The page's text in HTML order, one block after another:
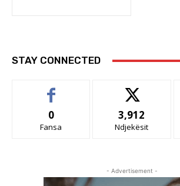
STAY CONNECTED
0
Fansa
3,912
Ndjekësit
- Advertisement -